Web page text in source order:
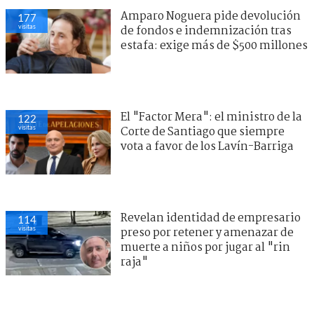
177
visitas
Amparo Noguera pide devolución
de fondos e indemnización tras
estafa: exige más de $500 millones
122
visitas
El "Factor Mera": el ministro de la
Corte de Santiago que siempre
vota a favor de los Lavín-Barriga
114
visitas
Revelan identidad de empresario
preso por retener y amenazar de
muerte a niños por jugar al "rin
raja"